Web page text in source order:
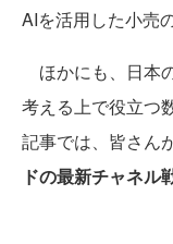
AIを活用した小売
ほかにも、日本
考える上で役立つ
記事では、皆さん
ドの最新チャネル